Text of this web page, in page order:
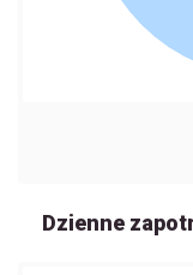
Dzienne